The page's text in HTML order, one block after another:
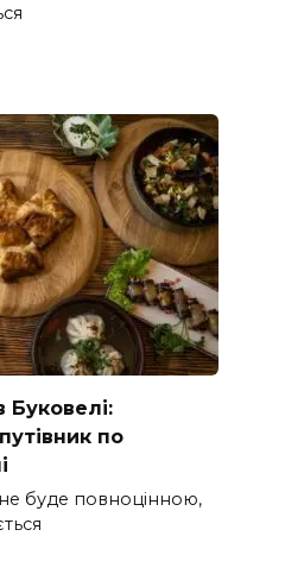
по
буде повноцінною,